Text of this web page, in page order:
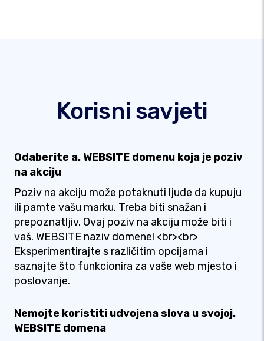
Korisni savjeti
Odaberite a. WEBSITE domenu koja je poziv
na akciju
Poziv na akciju može potaknuti ljude da kupuju
ili pamte vašu marku. Treba biti snažan i
prepoznatljiv. Ovaj poziv na akciju može biti i
vaš. WEBSITE naziv domene! <br><br>
Eksperimentirajte s različitim opcijama i
saznajte što funkcionira za vaše web mjesto i
poslovanje.
Nemojte koristiti udvojena slova u svojoj.
WEBSITE domena